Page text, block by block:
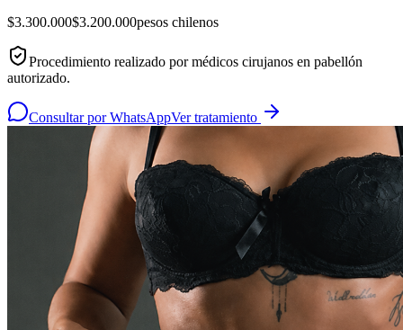
$3.300.000$3.200.000pesos chilenos
Procedimiento realizado por médicos cirujanos en pabellón
autorizado.
Consultar por WhatsAppVer tratamiento